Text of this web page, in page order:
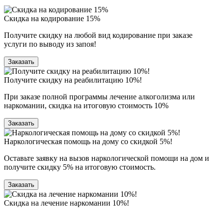
Скидка на кодирование 15%
Получите скидку на любой вид кодирование при заказе
услуги по выводу из запоя!
Заказать
Получите скидку на реабилитацию 10%!
При заказе полной программы лечение алкоголизма или
наркомании, скидка на итоговую стоимость 10%
Заказать
Наркологическая помощь на дому со скидкой 5%!
Оставьте заявку на вызов наркологической помощи на дом и
получите скидку 5% на итоговую стоимость.
Заказать
Скидка на лечение наркомании 10%!